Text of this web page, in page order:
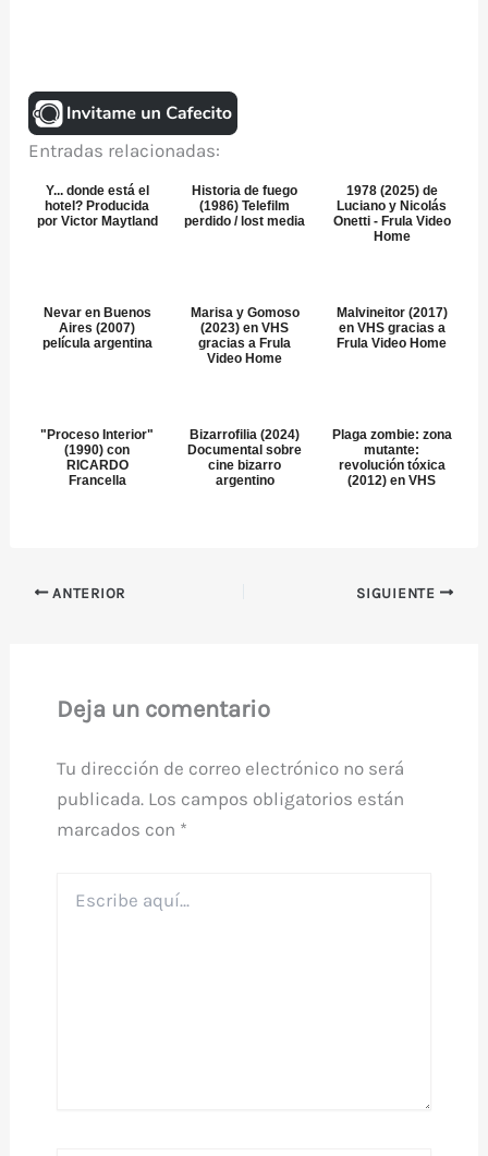
Entradas relacionadas:
Y... donde está el
hotel? Producida
por Victor Maytland
Historia de fuego
(1986) Telefilm
perdido / lost media
1978 (2025) de
Luciano y Nicolás
Onetti - Frula Video
Home
Nevar en Buenos
Aires (2007)
película argentina
Marisa y Gomoso
(2023) en VHS
gracias a Frula
Video Home
Malvineitor (2017)
en VHS gracias a
Frula Video Home
"Proceso Interior"
(1990) con
RICARDO
Francella
Bizarrofilia (2024)
Documental sobre
cine bizarro
argentino
Plaga zombie: zona
mutante:
revolución tóxica
(2012) en VHS
ANTERIOR SIGUIENTE
Deja un comentario
Tu dirección de correo electrónico no será
publicada. Los campos obligatorios están
marcados con *
aquí...